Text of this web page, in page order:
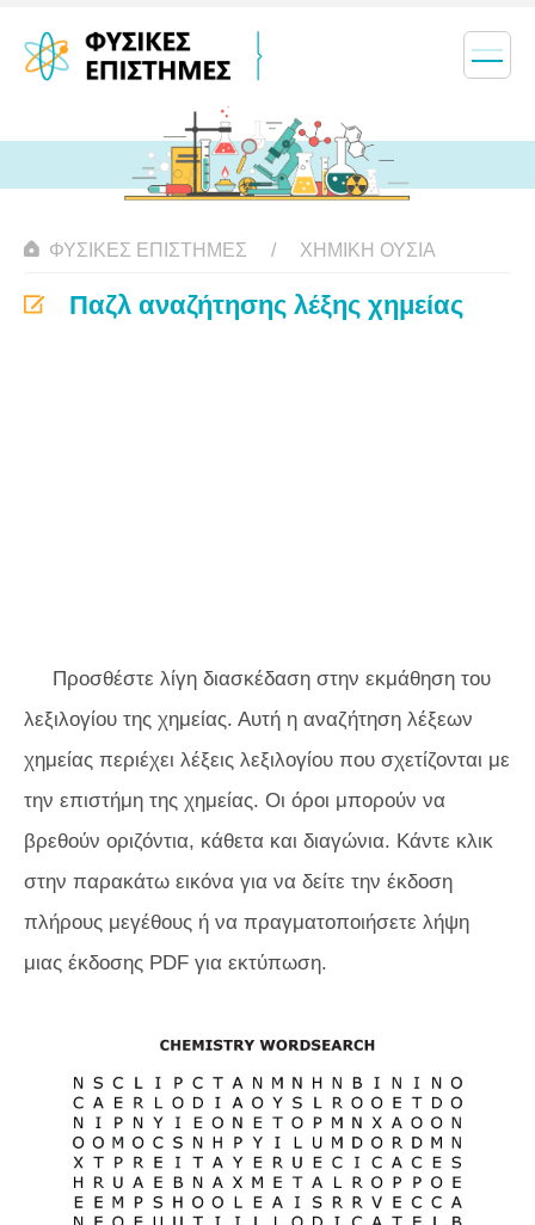
ΦΥΣΙΚΈΣ ΕΠΙΣΤΉΜΕΣ ΧΗΜΙΚΉ ΟΥΣΊΑ
Παζλ αναζήτησης λέξης χημείας
Προσθέστε λίγη διασκέδαση στην εκμάθηση του
λεξιλογίου της χημείας. Αυτή η αναζήτηση λέξεων
χημείας περιέχει λέξεις λεξιλογίου που σχετίζονται με
την επιστήμη της χημείας. Οι όροι μπορούν να
βρεθούν οριζόντια, κάθετα και διαγώνια. Κάντε κλικ
στην παρακάτω εικόνα για να δείτε την έκδοση
πλήρους μεγέθους ή να πραγματοποιήσετε λήψη
μιας έκδοσης PDF για εκτύπωση.